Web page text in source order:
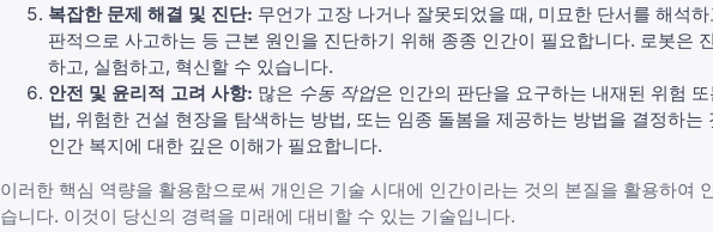
복잡한 문제 해결 및 진단: 무언가 고장 나거나 잘못되었을 때, 미묘한 단서를 해석
판적으로 사고하는 등 근본 원인을 진단하기 위해 종종 인간이 필요합니다. 로봇은
하고, 실험하고, 혁신할 수 있습니다.
안전 및 윤리적 고려 사항: 많은 수동 작업은 인간의 판단을 요구하는 내재된 위험
법, 위험한 건설 현장을 탐색하는 방법, 또는 임종 돌봄을 제공하는 방법을 결정하
인간 복지에 대한 깊은 이해가 필요합니다.
이러한 핵심 역량을 활용함으로써 개인은 기술 시대에 인간이라는 것의 본질을 활용하여
습니다. 이것이 당신의 경력을 미래에 대비할 수 있는 기술입니다.